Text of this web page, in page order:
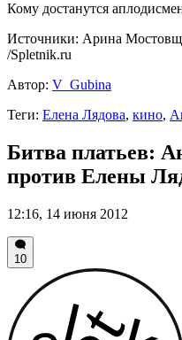
Кому достанутся
Источники: Арина
/Spletnik.ru
Автор: V_Gubina
Теги: Елена Лядова, кино,
Битва платьев:
против Елены
12:16, 14 июня 2012
10